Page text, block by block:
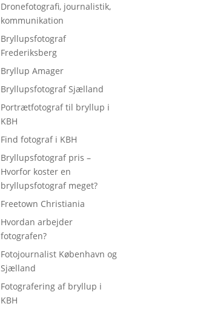
Dronefotografi, journalistik,
kommunikation
Bryllupsfotograf
Frederiksberg
Bryllup Amager
Bryllupsfotograf Sjælland
Portrætfotograf til bryllup i
KBH
Find fotograf i KBH
Bryllupsfotograf pris –
Hvorfor koster en
bryllupsfotograf meget?
Freetown Christiania
Hvordan arbejder
fotografen?
Fotojournalist København og
Sjælland
Fotografering af bryllup i
KBH